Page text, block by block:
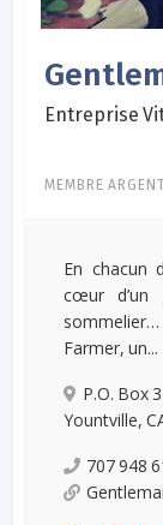
Entreprise
MEMBRE
En chacun
cœur d’un
Farmer, un...
P.O. Box
Yountville,
707 948